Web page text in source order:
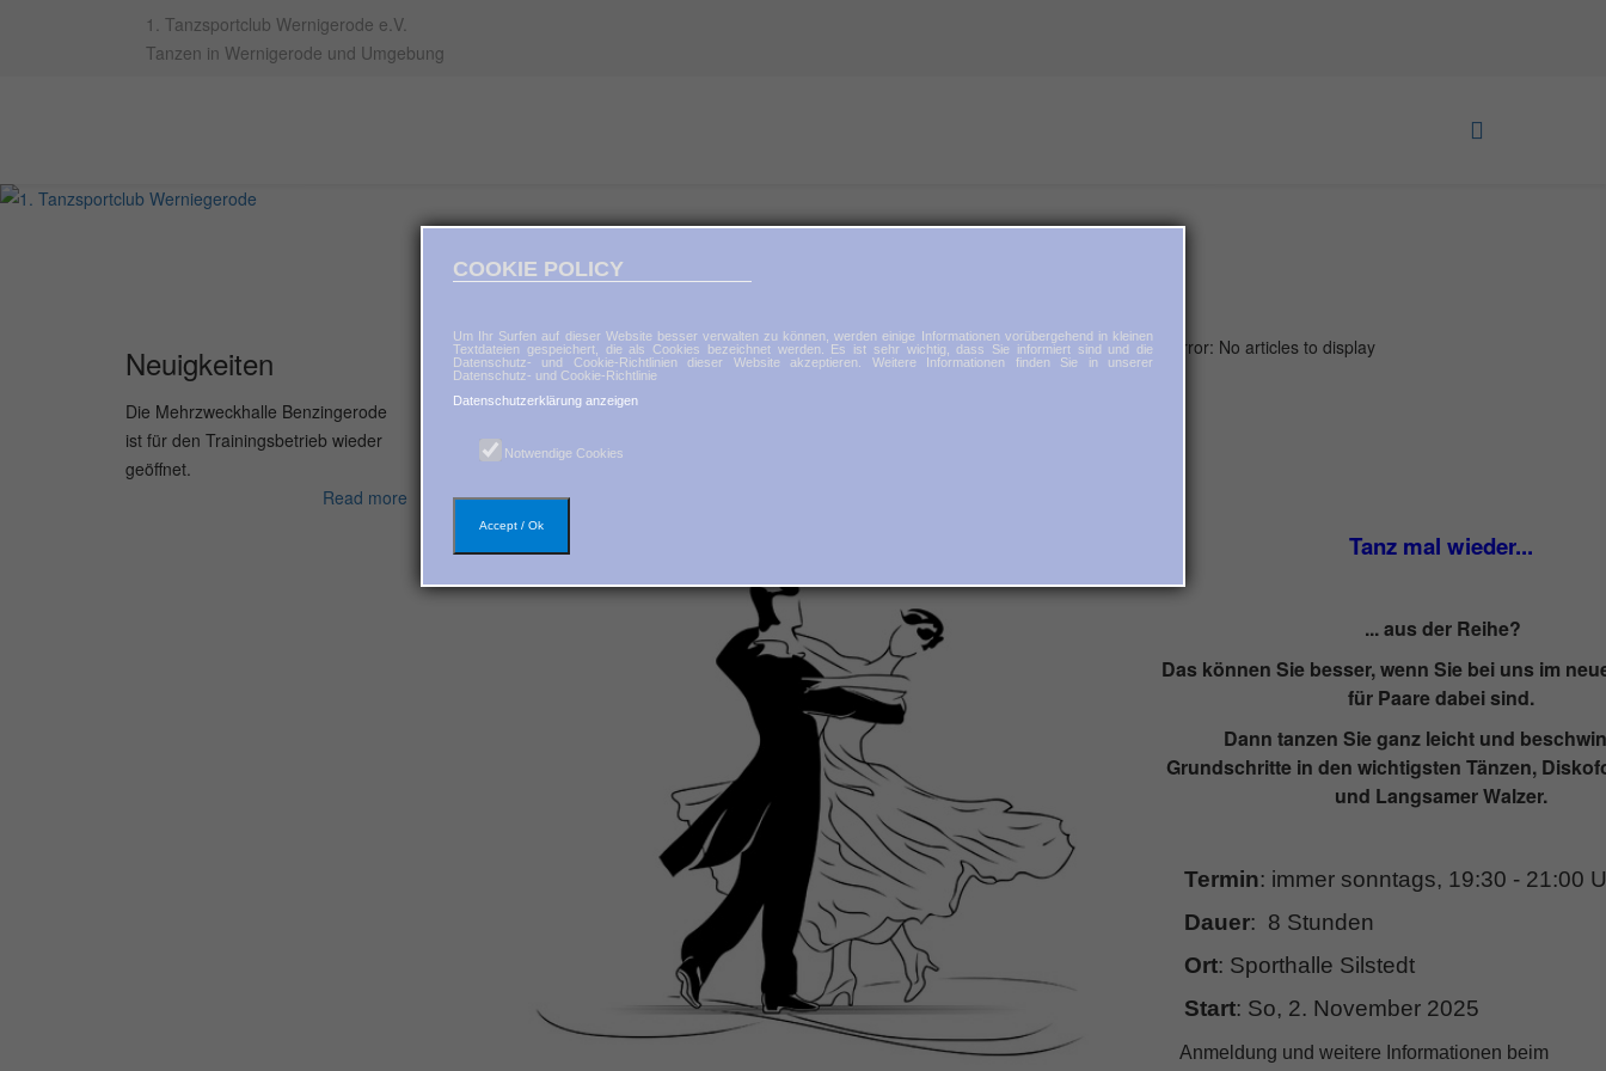
1. Tanzsportclub Wernigerode e.V.
Tanzen in Wernigerode und Umgebung
Neuigkeiten
Die Mehrzweckhalle Benzingerode
ist für den Trainingsbetrieb wieder
geöffnet.
Read more
Tanz mal wieder...
... aus der Reihe?
Das können Sie besser, wenn Sie bei uns im
für Paare dabei sind.
Dann tanzen Sie ganz leicht und
Grundschritte in den wichtigsten Tänzen,
und Langsamer Walzer.
Termin: immer sonntags, 19:30 - 21:00
Dauer: 8 Stunden
Ort: Sporthalle Silstedt
Start: So, 2. November 2025
Anmeldung und weitere Informationen beim
Error: No articles to display
COOKIE POLICY
Um Ihr Surfen auf dieser Website besser verwalten zu können, werden einige Informationen vorübergehend in kleinen
Textdateien gespeichert, die als Cookies bezeichnet werden. Es ist sehr wichtig, dass Sie informiert sind und die
Datenschutz- und Cookie-Richtlinien dieser Website akzeptieren. Weitere Informationen finden Sie in unserer
Datenschutz- und Cookie-Richtlinie
Datenschutzerklärung anzeigen
Notwendige Cookies
Accept / Ok